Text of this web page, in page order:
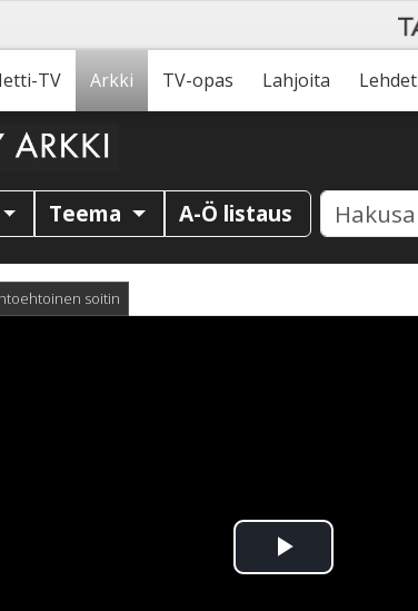
TV Arkki TV-opas Lahjoita Lehdet
Teema A-Ö listaus
soitin
Toista